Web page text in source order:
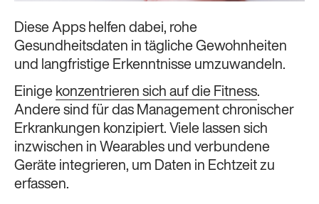
Diese Apps helfen dabei, rohe
Gesundheitsdaten in tägliche Gewohnheiten
und langfristige Erkenntnisse umzuwandeln.
Einige konzentrieren sich auf die Fitness.
Andere sind für das Management chronischer
Erkrankungen konzipiert. Viele lassen sich
inzwischen in Wearables und verbundene
Geräte integrieren, um Daten in Echtzeit zu
erfassen.